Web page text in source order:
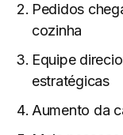
Pedidos
cozinha
Equipe
estratégicas
Aumento da